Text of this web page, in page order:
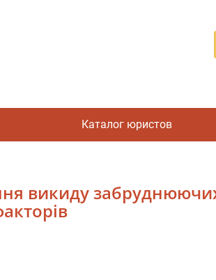
Каталог юристов
викиду